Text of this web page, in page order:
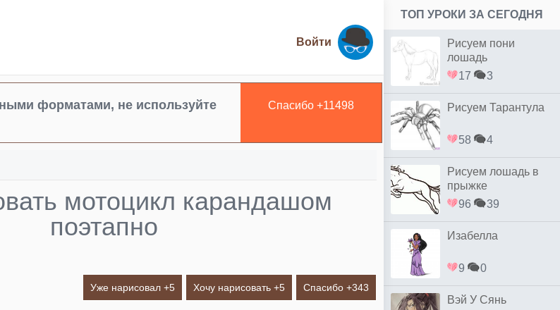
Войти
форматами, не используйте
Спасибо +11498
мотоцикл карандашом
поэтапно
Уже нарисовал +5 Хочу нарисовать +5 Спасибо +343
ТОП УРОКИ ЗА СЕГОДНЯ
Рисуем пони
лошадь
17
3
Рисуем Тарантула
58 4
Рисуем лошадь в
прыжке
96
39
Изабелла
9 0
Вэй У Сянь